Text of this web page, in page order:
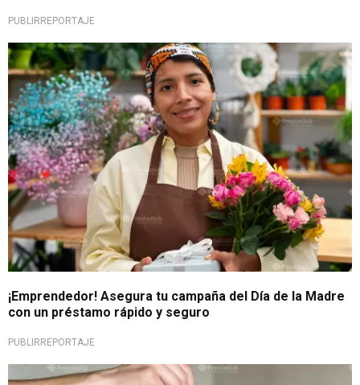
PUBLIRREPORTAJE
Oportunidad financiera
¡Emprendedor! Asegura tu campaña del Día de la Madre
con un préstamo rápido y seguro
PUBLIRREPORTAJE
¡Inversión rentable!